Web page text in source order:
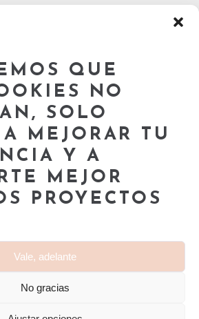
QUE
NO
SOLO
MEJORAR TU
Y A
MEJOR
PROYECTOS
Vale, adelante
No gracias